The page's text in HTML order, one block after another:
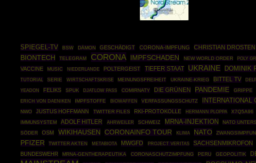
SPIEGEL-TV
BSW DÄMON GESCHÄDIGT CORONA-IMPFUNG CHRISTIAN DROSTEN
BIONTECH TELEGRAM CORONA IMPFSCHADEN NEW WORLD ORDER POLY
VACCINE
MUSIC NIEDERLANDE POLTERGEIST TIEFER STAAT UKRAINE DOMINIK
TUTORIAL
SERIE WIRTSCHAFTSKRISE MEINUNGSFREIHEIT UKRAINE-KRIEG BITTEL TV
YEADON FELIKS SPUK DJATLOW PASS COMIRNATY DIE GRÜNEN PANDEMIE GRIPPE
ERICH VON DAENIKEN IMPFSTOFFE BIOWAFFEN VERFASSUNGSSCHUTZ
NWO JUSTUS HOFFMANN TWITTER FILES RKI-PROTOKOLLE HERMANN PLOPPA X7Q5A96
IMMUNSYSTEM ADOLF HITLER AHRWEILER SCHWEIZ MRNA-INJEKTION NATO
SÖDER
OSM WIKIHAUSEN CORONAINFO TOUR KLIMA NATO
PFIZER TWITTER AKTEN METABIOTA MWGFD PROJECT VERITAS SACHSENMIKROFON
BUNDESWEHR MRNA-GENTHERAPEUTIKA CORONASCHUTZIMPFUNG PERU GEOPOLITIK